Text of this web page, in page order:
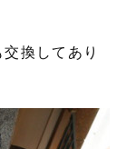
換してあり